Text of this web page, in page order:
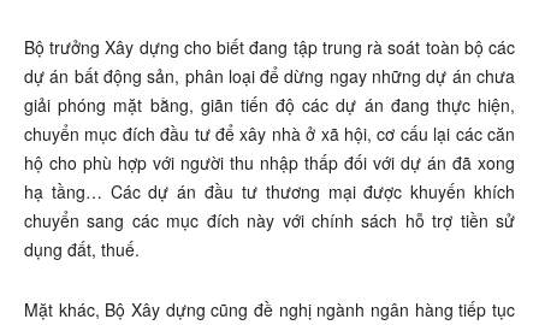
Bộ trưởng Xây dựng cho biết đang tập trung rà soát toàn bộ các
dự án bất động sản, phân loại để dừng ngay những dự án chưa
giải phóng mặt bằng, giãn tiến độ các dự án đang thực hiện,
chuyển mục đích đầu tư để xây nhà ở xã hội, cơ cấu lại các căn
hộ cho phù hợp với người thu nhập thấp đối với dự án đã xong
hạ tầng… Các dự án đầu tư thương mại được khuyến khích
chuyển sang các mục đích này với chính sách hỗ trợ tiền sử
dụng đất, thuế.
Mặt khác, Bộ Xây dựng cũng đề nghị ngành ngân hàng tiếp tục